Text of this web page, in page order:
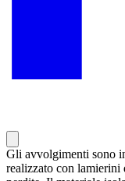
Gli avvolgimenti sono
realizzato con lamierini